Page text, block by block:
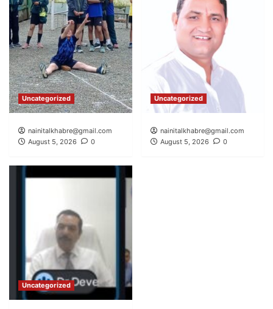
Uncategorized
nainitalkhabre@gmail.com
August 5, 2026
0
Uncategorized
nainitalkhabre@gmail.com
August 5, 2026
0
Uncategorized